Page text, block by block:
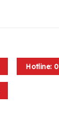
Hotline: